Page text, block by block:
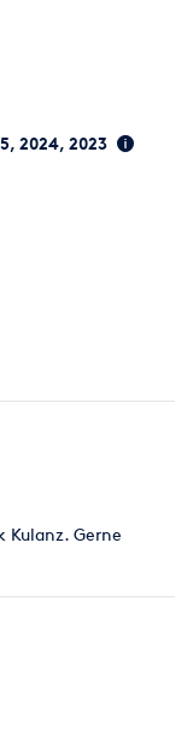
und einseitig
Mindestbruchkraft.
48-51mm Rohr.
2024, 2023
Gerne